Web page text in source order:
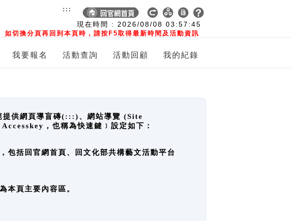
現在時間 : 2026/08/08 03:57:45
如切換分頁再回到本頁時，請按F5取得最新時間及活動資訊
:::
我要報名 活動查詢 活動回顧 我的紀錄
提供網頁導盲磚(:::)、網站導覽 (Site
，也稱為快速鍵﹞設定如下：
括回官網首頁、回文化部共構藝文活動平台
頁主要內容區。